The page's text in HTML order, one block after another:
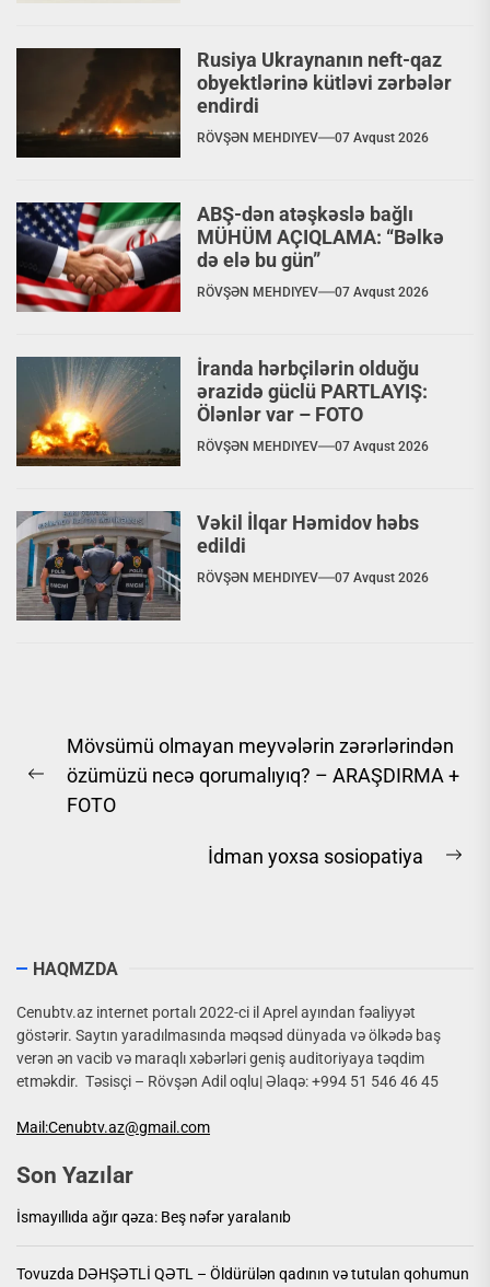
Rusiya Ukraynanın neft-qaz
obyektlərinə kütləvi zərbələr
endirdi
RÖVŞƏN MEHDIYEV 07 Avqust 2026
ABŞ-dən atəşkəslə bağlı
MÜHÜM AÇIQLAMA: “Bəlkə
də elə bu gün”
RÖVŞƏN MEHDIYEV 07 Avqust 2026
İranda hərbçilərin olduğu
ərazidə güclü PARTLAYIŞ:
Ölənlər var – FOTO
RÖVŞƏN MEHDIYEV 07 Avqust 2026
Vəkil İlqar Həmidov həbs
edildi
RÖVŞƏN MEHDIYEV 07 Avqust 2026
naviqasiyası
Previous
post:
Mövsümü olmayan meyvələrin zərərlərindən
özümüzü necə qorumalıyıq? – ARAŞDIRMA +
FOTO
İdman yoxsa sosiopatiya
HAQMZDA
Cenubtv.az internet portalı 2022-ci il Aprel ayından fəaliyyət
göstərir. Saytın yaradılmasında məqsəd dünyada və ölkədə baş
verən ən vacib və maraqlı xəbərləri geniş auditoriyaya təqdim
etməkdir. Təsisçi – Rövşən Adil oqlu| Əlaqə: +994 51 546 46 45
Mail:Cenubtv.az@gmail.com
Son Yazılar
İsmayıllıda ağır qəza: Beş nəfər yaralanıb
Tovuzda DƏHŞƏTLİ QƏTL – Öldürülən qadının və tutulan qohumun